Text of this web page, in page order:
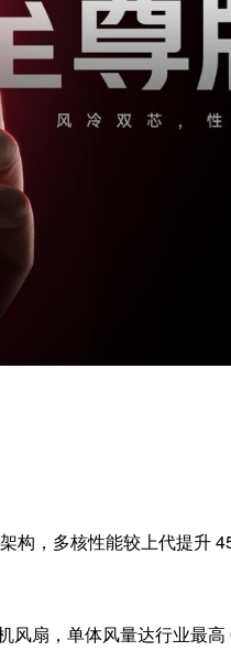
构，多核性能较上代提升
扇，单体风量达行业最高